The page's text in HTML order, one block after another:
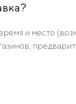
и место